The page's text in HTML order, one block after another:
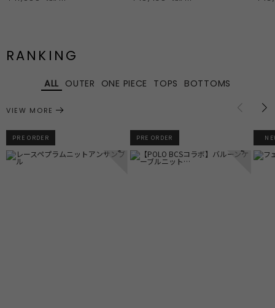
RANKING
ALL OUTER ONE PIECE TOPS BOTTOMS
PRE ORDER
1
PRE ORDER
2
VIEW MORE